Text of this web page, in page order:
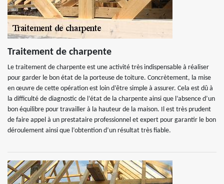
Traitement de charpente
Le traitement de charpente est une activité très indispensable à réaliser
pour garder le bon état de la porteuse de toiture. Concrètement, la mise
en œuvre de cette opération est loin d’être simple à assurer. Cela est dû à
la difficulté de diagnostic de l’état de la charpente ainsi que l’absence d’un
bon équilibre pour travailler à la hauteur de la maison. Il est très prudent
de faire appel à un prestataire professionnel et expert pour garantir le bon
déroulement ainsi que l’obtention d’un résultat très fiable.